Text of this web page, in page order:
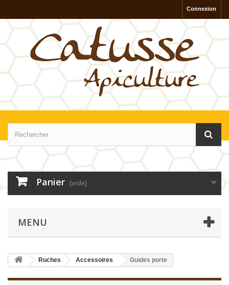
Connexion
Panier (vide)
MENU
Ruches Accessoires Guides porte